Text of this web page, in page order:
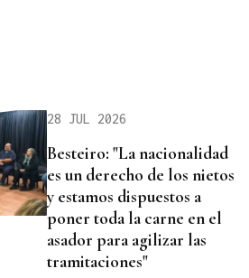
28 JUL 2026
Besteiro: "La nacionalidad
es un derecho de los nietos
y estamos dispuestos a
poner toda la carne en el
asador para agilizar las
tramitaciones"